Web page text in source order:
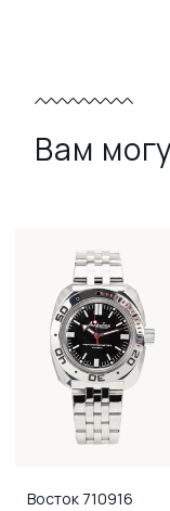
Вам
Восток 710916